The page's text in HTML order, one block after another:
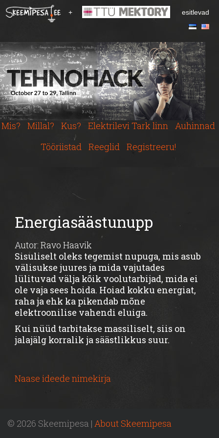
t
o
m
a
i
n
c
o
+ esitlevad
Mis? Millal? Kus? Elektrilevi Tark linn Auhinnad
Tööriistad
Reeglid Registreeru!
Energiasäästunupp
Autor: Ravo Haavik
Sisuliselt oleks tegemist nupuga, mis asub
välisukse juures ja mida vajutades
lülituvad välja kõik voolutarbijad, mida ei
ole vaja sees hoida. Hoiad kokku energiat,
raha ja ehk ka pikendab mõne
elektroonilise vahendi eluiga.
Kui nüüd tarbitakse massiliselt, siis on
jalajälg korralik ja säästlikkus suur.
Naase ideede nimekirja
© 2026 Skeemipesa | About Skeemipesa